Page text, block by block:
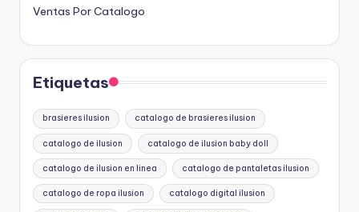
Ventas Por Catalogo
Etiquetas
brasieres ilusion catalogo de brasieres ilusion
catalogo de ilusion catalogo de ilusion baby doll
catalogo de ilusion en linea catalogo de pantaletas ilusion
catalogo de ropa ilusion catalogo digital ilusion